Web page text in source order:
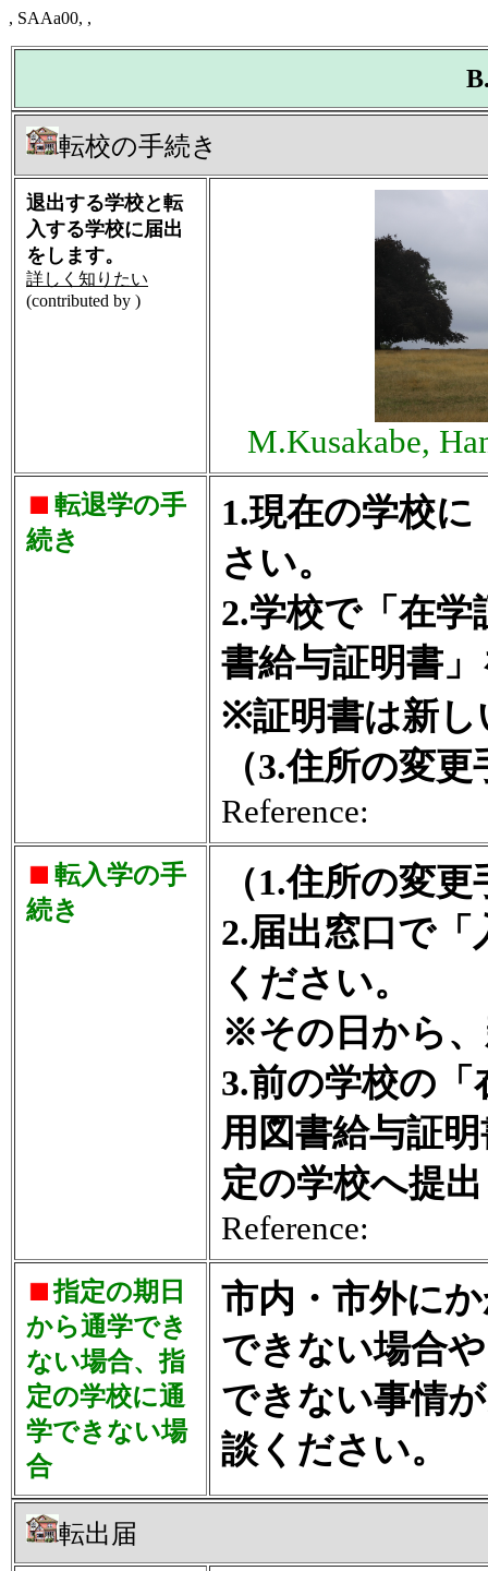
, SAAa00, ,
転校の手続き
退出する学校と転
入する学校に届出
をします。
詳しく知りたい
(contributed by )
M.Kusakabe,
転退学の手
続き
1.現在の学校
さい。
2.学校で「在
書給与証明書
※証明書は新し
（3.住所の変
Reference:
転入学の手
続き
（1.住所の変
2.届出窓口で
ください。
※その日から
3.前の学校の
用図書給与証
定の学校へ提
Reference:
指定の期日
から通学でき
ない場合、指
定の学校に通
学できない場
合
市内・市外に
できない場合
できない事情
談ください。
転出届